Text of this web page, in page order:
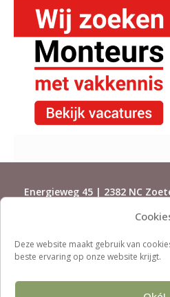
Deze website maakt gebruik van
beste ervaring op onze website krijgt.
Energieweg 45 | 2382 NC
071-5415500 |